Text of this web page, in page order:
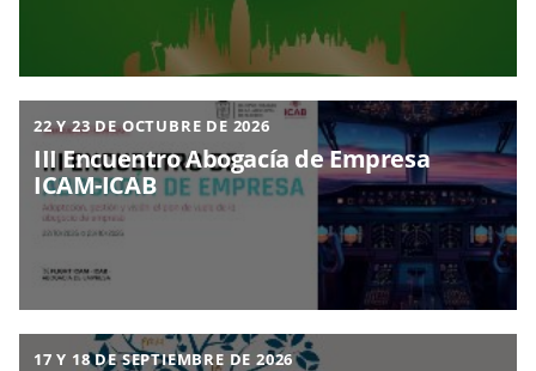
22 Y 23 DE OCTUBRE DE 2026
III Encuentro Abogacía de Empresa
ICAM-ICAB
17 Y 18 DE SEPTIEMBRE DE 2026